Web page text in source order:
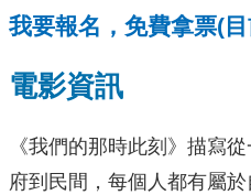
我要報名，免費拿票(
電影資訊
《我們的那時此刻》描寫
府到民間，每個人都有屬